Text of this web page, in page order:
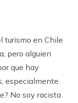
turismo en Chile
pero alguien
que hay
especialmente
No soy racista